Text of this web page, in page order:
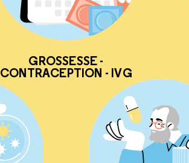
GROSSESSE -
CONTRACEPTION - IVG